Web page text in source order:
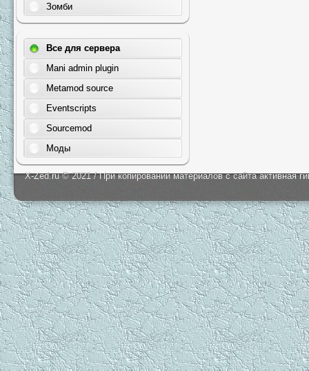
Зомби
Все для сервера
Mani admin plugin
Metamod source
Eventscripts
Sourcemod
Моды
X-Zed.ru © 2021 / При копировании материалов с сайта активная